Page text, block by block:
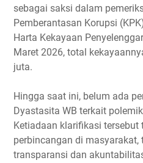
sebagai saksi dalam
Pemberantasan Korupsi
Harta Kekayaan
Maret 2026, total
juta.
Hingga saat ini, belum ada
Dyastasita WB terkait
Ketiadaan klarifikasi tersebut
perbincangan di masyarakat,
transparansi dan